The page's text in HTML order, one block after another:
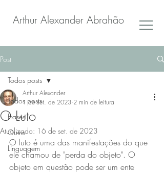
Arthur Alexander Abrahão
Post
Todos posts
Frases
Outro
Linguagem
Todos posts
O Luto
Arthur Alexander
1 de set. de 2023 2 min de leitura
Atualizado: 16 de set. de 2023
O luto é uma das manifestações do que
ele chamou de "perda do objeto". O
objeto em questão pode ser um ente